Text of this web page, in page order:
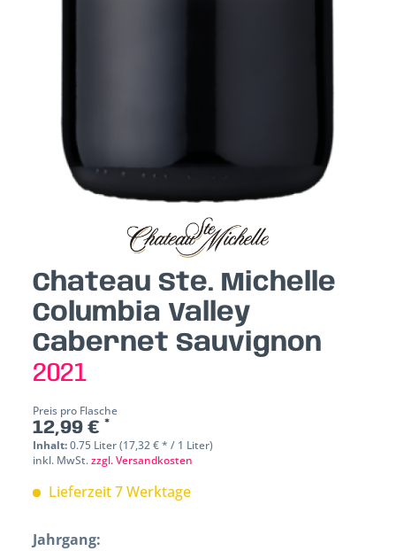
Chateau Ste. Michelle
Columbia Valley
Cabernet Sauvignon
2021
Preis pro Flasche
12,99 € *
Inhalt:0.75 Liter (17,32 € * / 1 Liter)
inkl. MwSt.zzgl. Versandkosten
Lieferzeit 7 Werktage
Jahrgang: